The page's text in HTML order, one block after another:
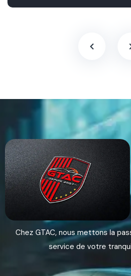
Chez GTAC, nous mettons la
service de votre